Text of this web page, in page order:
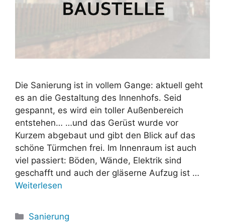
Die Sanierung ist in vollem Gange: aktuell geht
es an die Gestaltung des Innenhofs. Seid
gespannt, es wird ein toller Außenbereich
entstehen… …und das Gerüst wurde vor
Kurzem abgebaut und gibt den Blick auf das
schöne Türmchen frei. Im Innenraum ist auch
viel passiert: Böden, Wände, Elektrik sind
geschafft und auch der gläserne Aufzug ist …
Weiterlesen
Kategorien
Sanierung